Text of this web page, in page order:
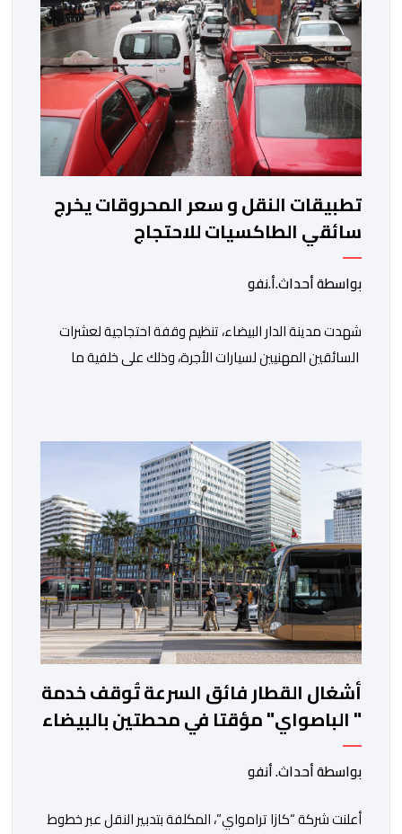
من عقوبات مالية ضدهم وتهدد […]
تطبيقات النقل و سعر المحروقات يخرج
سائقي الطاكسيات للاحتجاج
بواسطة أحداث.أ.نفو
شهدت مدينة الدار البيضاء، تنظيم وقفة احتجاجية لعشرات
السائقين المهنيين لسيارات الأجرة، وذلك على خلفية ما
التعبير عن قلقهم حيال تداعيات تطبيقات النقل، وأسعار
المحروقات على استقراهم المهني في ظل غلاء المعيشة،
وتراكم الديون، والالتزامات الأسرية، وإكراهات العمل، ما […]
أشغال القطار فائق السرعة تُوقف خدمة
" الباصواي" مؤقتا في محطتين بالبيضاء
بواسطة أحداث. أنفو
أعلنت شركة “كازا ترامواي”، المكلفة بتدبير النقل عبر خطوط